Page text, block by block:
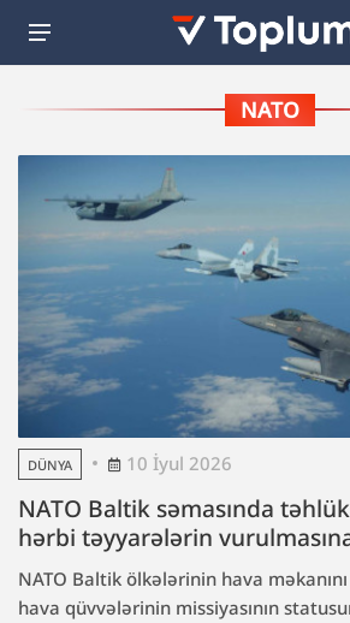
NATO
DÜNYA 10 İyul 2026
NATO Baltik səmasında
hərbi təyyarələrin
NATO Baltik ölkələrinin hava
hava qüvvələrinin missiyasının